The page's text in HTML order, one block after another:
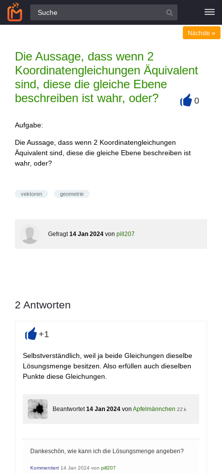
Alle Fragen
Die Aussage, dass wenn 2
Koordinatengleichungen Äquivalent
sind, diese die gleiche Ebene
beschreiben ist wahr, oder?
Nächste »
0
Aufgabe:
Die Aussage, dass wenn 2 Koordinatengleichungen
Äquivalent sind, diese die gleiche Ebene beschreiben ist
wahr, oder?
vektoren geometrie
Gefragt 14 Jan 2024 von pill207
2 Antworten
+1
Selbstverständlich, weil ja beide Gleichungen dieselbe
Lösungsmenge besitzen. Also erfüllen auch dieselben
Punkte diese Gleichungen.
Beantwortet 14 Jan 2024 von Apfelmännchen 22 k
Dankeschön, wie kann ich die Lösungsmenge angeben?
Kommentiert 14 Jan 2024 von pill207